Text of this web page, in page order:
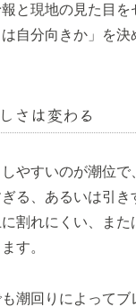
と現地の見た目を
自分向きか」を決
さは変わる
やすいのが潮位で
る、あるいは引き
割れにくい、また
す。
潮回りによってブ